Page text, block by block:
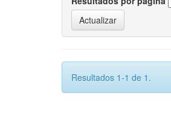
Resultados 1-1 de 1.